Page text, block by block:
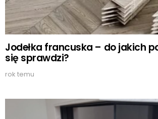
Jodełka francuska – do jakich
się sprawdzi?
rok temu